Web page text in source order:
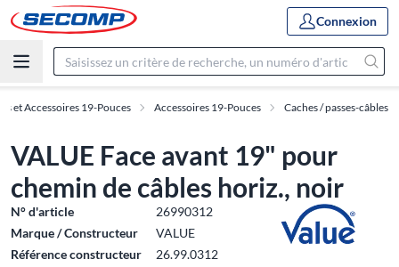
Connexion
et Accessoires 19-Pouces Accessoires 19-Pouces Caches / passes-câbles
VALUE Face avant 19" pour
chemin de câbles horiz., noir
N° d'article
26990312
Marque / Constructeur
VALUE
Référence constructeur
26.99.0312